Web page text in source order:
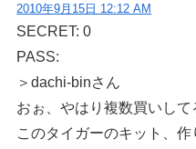
2010年9月15日 12:12 AM
SECRET: 0
PASS:
＞dachi-binさん
おぉ、やはり複数買いして
このタイガーのキット、